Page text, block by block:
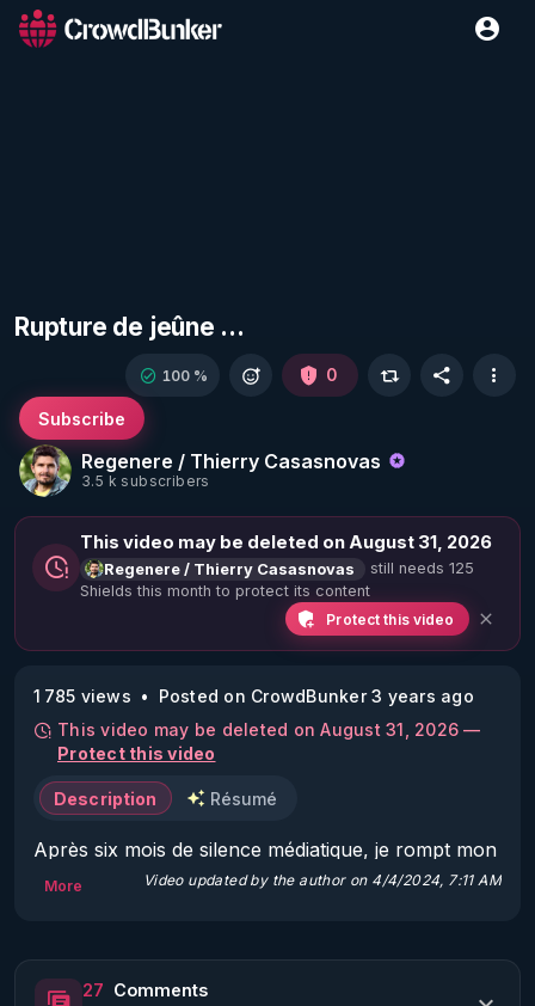
Rupture de jeûne ...
Regenere / Thierry Casasnovas
3.5 k subscribers
Subscribe
100 % 0
This video may be deleted on August 31, 2026
Regenere / Thierry Casasnovas
still needs 125
Shields this month to protect its content
Protect this video
1 785 views
Posted on CrowdBunker 3 years ago
This video may be deleted on August 31, 2026 —
Protect this video
Description Résumé
Après six mois de silence médiatique, je rompt mon
jeûne et reviens vers vous avec des explications de
infos "saignantes".
More Video updated by the author on 4/4/2024, 7:11 AM
27 Comments